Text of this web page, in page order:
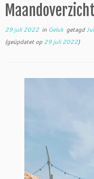
29 juli 2022 in Geluk getagd
(geüpdatet op 29 juli 2022)